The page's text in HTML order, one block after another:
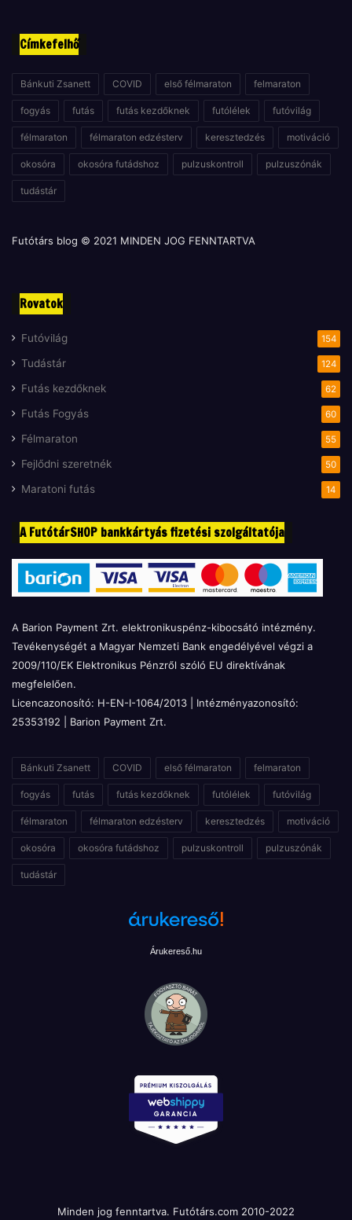
Címkefelhő
Bánkuti Zsanett COVID első félmaraton felmaraton
fogyás futás futás kezdőknek futólélek futóvilág
félmaraton félmaraton edzésterv keresztedzés motiváció
okosóra okosóra futádshoz pulzuskontroll pulzuszónák
tudástár
Futótárs blog © 2021 MINDEN JOG FENNTARTVA
Rovatok
Futóvilág 154
Tudástár 124
Futás kezdőknek 62
Futás Fogyás 60
Félmaraton 55
Fejlődni szeretnék 50
Maratoni futás 14
A FutótárSHOP bankkártyás fizetési szolgáltatója
A Barion Payment Zrt. elektronikuspénz-kibocsátó intézmény.
Tevékenységét a Magyar Nemzeti Bank engedélyével végzi a
2009/110/EK Elektronikus Pénzről szóló EU direktívának
megfelelően.
Licencazonosító: H-EN-I-1064/2013 | Intézményazonosító:
25353192 | Barion Payment Zrt.
Bánkuti Zsanett COVID első félmaraton felmaraton
fogyás futás futás kezdőknek futólélek futóvilág
félmaraton félmaraton edzésterv keresztedzés motiváció
okosóra okosóra futádshoz pulzuskontroll pulzuszónák
tudástár
Árukereső.hu
Minden jog fenntartva. Futótárs.com 2010-2022